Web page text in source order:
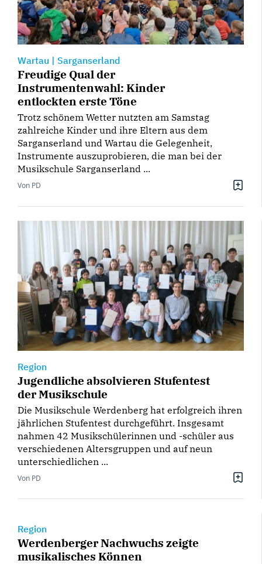
Wartau | Sarganserland
Freudige Qual der
Instrumentenwahl: Kinder
entlockten erste Töne
Trotz schönem Wetter nutzten am Samstag
zahlreiche Kinder und ihre Eltern aus dem
Sarganserland und Wartau die Gelegenheit,
Instrumente auszuprobieren, die man bei der
Musikschule Sarganserland ...
Von PD
Region
Jugendliche absolvieren Stufentest
der Musikschule
Die Musikschule Werdenberg hat erfolgreich ihren
jährlichen Stufentest durchgeführt. Insgesamt
nahmen 42 Musikschülerinnen und -schüler aus
verschiedenen Altersgruppen und auf neun
unterschiedlichen ...
Von PD
Region
Werdenberger Nachwuchs zeigte
musikalisches Können